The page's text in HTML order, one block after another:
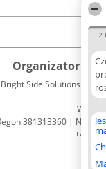
Organizator
Bright Side Solutions sp. z
ul.
381313360 | NIP
+48